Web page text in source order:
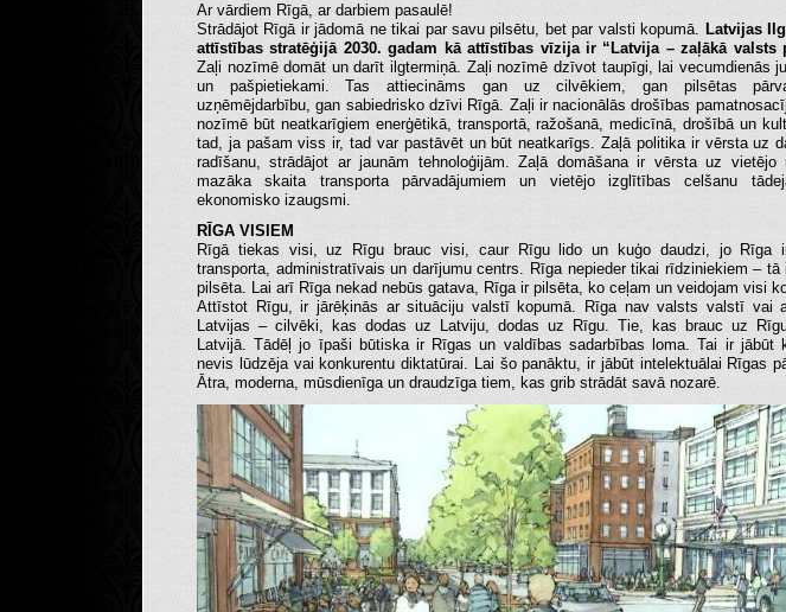
Ar vārdiem Rīgā, ar darbiem pasaulē!
Strādājot Rīgā ir jādomā ne tikai par savu pilsētu, bet par valsti kopumā. Latvijas
attīstības stratēģijā 2030. gadam kā attīstības vīzija ir “Latvija – zaļākā valsts
Zaļi nozīmē domāt un darīt ilgtermiņā. Zaļi nozīmē dzīvot taupīgi, lai vecumdienās
un pašpietiekami. Tas attiecināms gan uz cilvēkiem, gan pilsētas
uzņēmējdarbību, gan sabiedrisko dzīvi Rīgā. Zaļi ir nacionālās drošības
nozīmē būt neatkarīgiem enerģētikā, transportā, ražošanā, medicīnā, drošībā un
tad, ja pašam viss ir, tad var pastāvēt un būt neatkarīgs. Zaļā politika ir vērsta uz
radīšanu, strādājot ar jaunām tehnoloģijām. Zaļā domāšana ir vērsta uz vietējo
mazāka skaita transporta pārvadājumiem un vietējo izglītības celšanu
ekonomisko izaugsmi.
RĪGA VISIEM
Rīgā tiekas visi, uz Rīgu brauc visi, caur Rīgu lido un kuģo daudzi, jo Rīga
transporta, administratīvais un darījumu centrs. Rīga nepieder tikai rīdziniekiem – tā
pilsēta. Lai arī Rīga nekad nebūs gatava, Rīga ir pilsēta, ko ceļam un veidojam visi
Attīstot Rīgu, ir jārēķinās ar situāciju valstī kopumā. Rīga nav valsts valstī vai
Latvijas – cilvēki, kas dodas uz Latviju, dodas uz Rīgu. Tie, kas brauc uz
Latvijā. Tādēļ jo īpaši būtiska ir Rīgas un valdības sadarbības loma. Tai ir jābūt
nevis lūdzēja vai konkurentu diktatūrai. Lai šo panāktu, ir jābūt intelektuālai Rīgas
Ātra, moderna, mūsdienīga un draudzīga tiem, kas grib strādāt savā nozarē.